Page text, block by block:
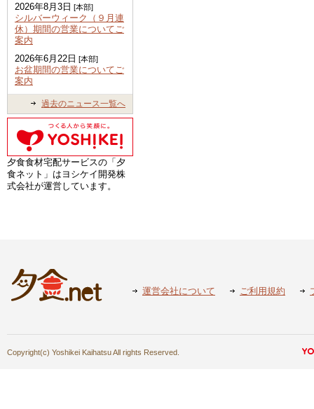
2026年8月3日 [本部]
シルバーウィーク（９月連
休）期間の営業についてご
案内
2026年6月22日 [本部]
お盆期間の営業についてご
案内
過去のニュース一覧へ
夕食食材宅配サービスの「夕
食ネット」はヨシケイ開発株
式会社が運営しています。
運営会社について ご利用規約
Copyright(c) Yoshikei Kaihatsu All rights Reserved.